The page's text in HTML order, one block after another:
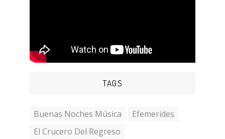
TAGS
Buenas Noches Música
Efemerides
El Crucero Del Regreso